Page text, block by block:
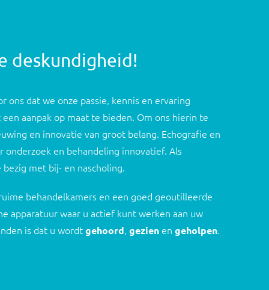
deskundigheid!
ons dat we onze passie, kennis en ervaring
aanpak op maat te bieden. Om ons hierin te
en innovatie van groot belang. Echografie en
onderzoek en behandeling innovatief. Als
met bij- en nascholing.
behandelkamers en een goed geoutilleerde
apparatuur waar u actief kunt werken aan uw
is dat u wordtgehoord, gezien en geholpen.